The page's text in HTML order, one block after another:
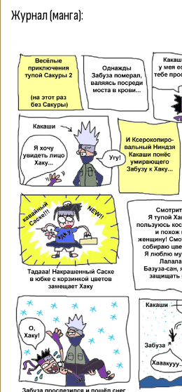
Журнал (манга):